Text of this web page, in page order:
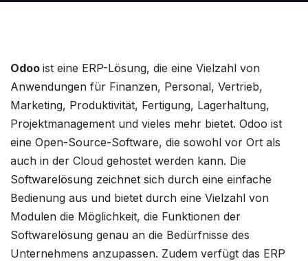
Odoo ist eine ERP-Lösung, die eine Vielzahl von
Anwendungen für Finanzen, Personal, Vertrieb,
Marketing, Produktivität, Fertigung, Lagerhaltung,
Projektmanagement und vieles mehr bietet. Odoo ist
eine Open-Source-Software, die sowohl vor Ort als
auch in der Cloud gehostet werden kann. Die
Softwarelösung zeichnet sich durch eine einfache
Bedienung aus und bietet durch eine Vielzahl von
Modulen die Möglichkeit, die Funktionen der
Softwarelösung genau an die Bedürfnisse des
Unternehmens anzupassen. Zudem verfügt das ERP